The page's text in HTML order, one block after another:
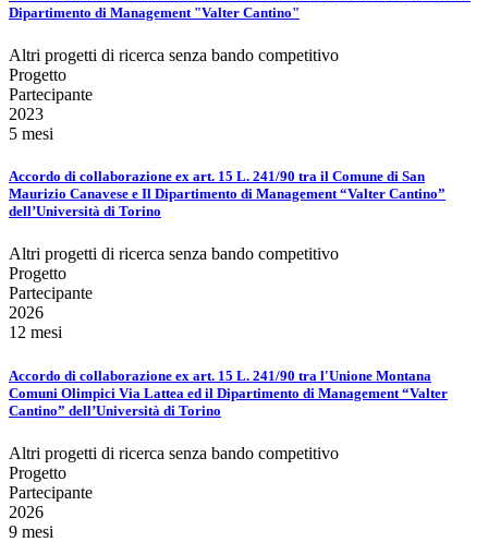
Dipartimento di Management "Valter Cantino"
Altri progetti di ricerca senza bando competitivo
Progetto
Partecipante
2023
5 mesi
Accordo di collaborazione ex art. 15 L. 241/90 tra il Comune di San
Maurizio Canavese e Il Dipartimento di Management “Valter Cantino”
dell’Università di Torino
Altri progetti di ricerca senza bando competitivo
Progetto
Partecipante
2026
12 mesi
Accordo di collaborazione ex art. 15 L. 241/90 tra l'Unione Montana
Comuni Olimpici Via Lattea ed il Dipartimento di Management “Valter
Cantino” dell’Università di Torino
Altri progetti di ricerca senza bando competitivo
Progetto
Partecipante
2026
9 mesi